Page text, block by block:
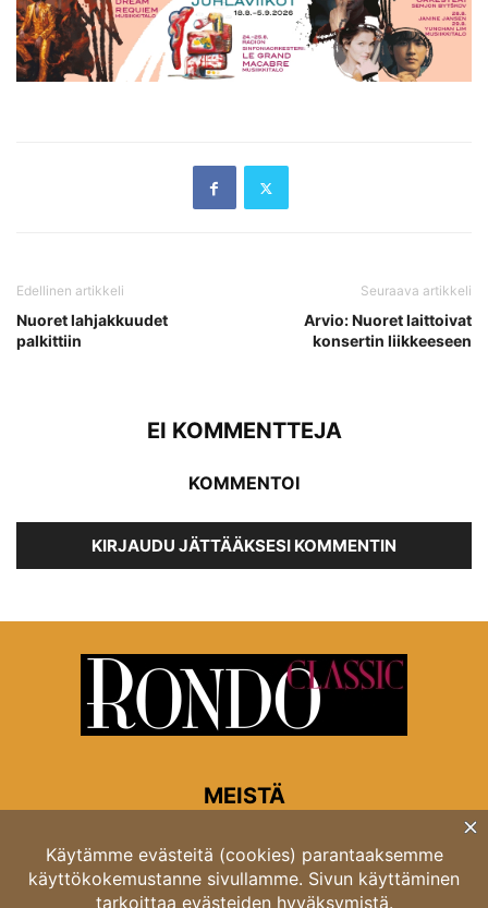
Edellinen artikkeli
Nuoret lahjakkuudet
palkittiin
Seuraava artikkeli
Arvio: Nuoret laittoivat
konsertin liikkeeseen
EI KOMMENTTEJA
KOMMENTOI
KIRJAUDU JÄTTÄÄKSESI KOMMENTIN
MEISTÄ
Rondon toimitus
Opastinsilta 6A 00520 Helsinki
Asiakaspalvelu: puh. 03 4246 5318